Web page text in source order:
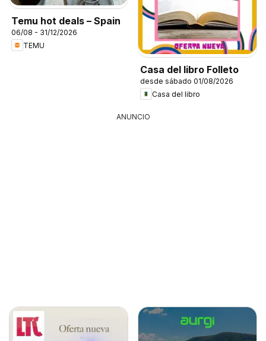
Temu hot deals – Spain
06/08 - 31/12/2026
TEMU
Casa del libro Folleto
desde sábado 01/08/2026
Casa del libro
ANUNCIO